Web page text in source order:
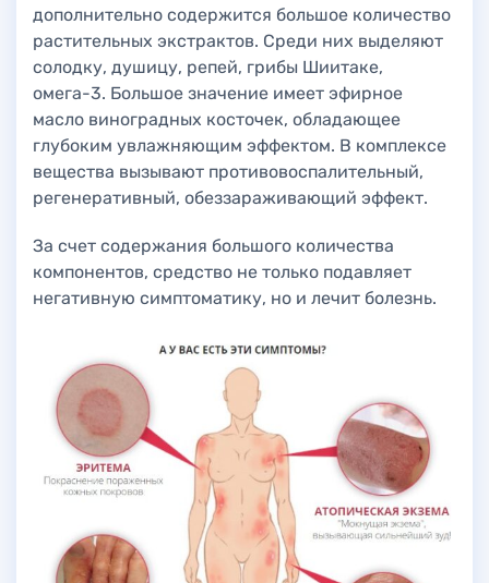
дополнительно содержится большое количество
растительных экстрактов. Среди них выделяют
солодку, душицу, репей, грибы Шиитаке,
омега-3. Большое значение имеет эфирное
масло виноградных косточек, обладающее
глубоким увлажняющим эффектом. В комплексе
вещества вызывают противовоспалительный,
регенеративный, обеззараживающий эффект.
За счет содержания большого количества
компонентов, средство не только подавляет
негативную симптоматику, но и лечит болезнь.